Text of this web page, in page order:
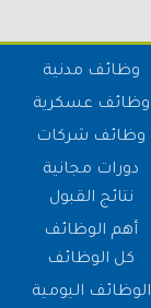
وظائف مدنية
وظائف عسكرية
وظائف شركات
دورات مجانية
نتائج القبول
أهم الوظائف
كل الوظائف
الوظائف اليومية